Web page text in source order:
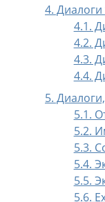
4.
4.1.
4.2.
4.3.
4.4.
5.
5.1.
5.2.
5.3.
5.4.
5.5.
5.6.